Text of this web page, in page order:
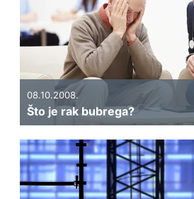
08.10.2008.
Što je rak bubrega?